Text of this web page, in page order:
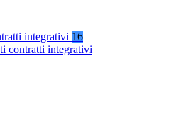
integrativi 16
contratti integrativi